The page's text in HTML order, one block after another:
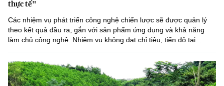
thực tế"
Các nhiệm vụ phát triển công nghệ chiến lược sẽ được quản lý
theo kết quả đầu ra, gắn với sản phẩm ứng dụng và khả năng
làm chủ công nghệ. Nhiệm vụ không đạt chỉ tiêu, tiến độ tại...